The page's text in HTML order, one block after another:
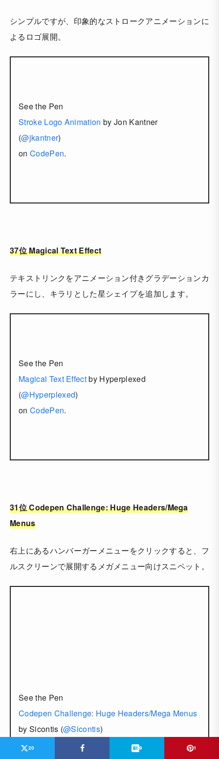
シンプルですが、印象的なストロークアニメーションに
よるロゴ展開。
See the Pen
Stroke Logo Animation by Jon Kantner
(@jkantner)
on CodePen.
37位 Magical Text Effect
テキストリンクをアニメーション付きグラデーションカ
ラーにし、キラリとした星シェイプを追加します。
See the Pen
Magical Text Effectby Hyperplexed
(@Hyperplexed)
on CodePen.
31位 Codepen Challenge: Huge Headers/Mega
Menus
右上にあるハンバーガーメニューをクリックすると、フ
ルスクリーンで展開するメガメニュー向けスニペット。
See the Pen
Codepen Challenge: Huge Headers/Mega Menus
by Sicontis (@Sicontis)
onCodePen
20 9 1